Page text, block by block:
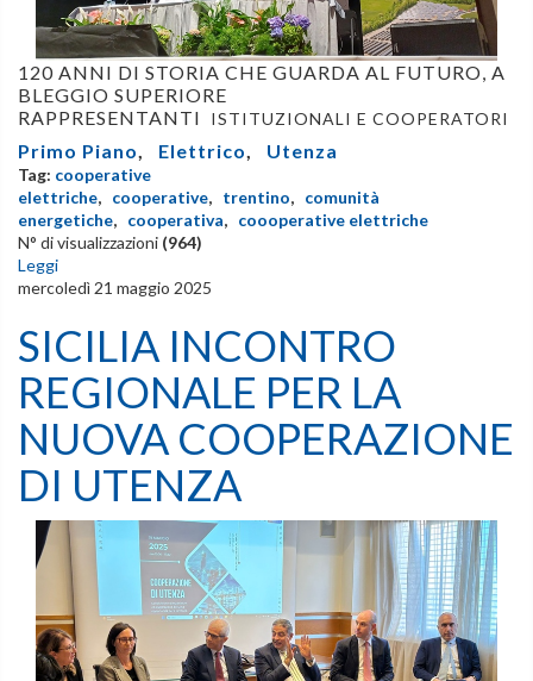
120 ANNI DI STORIA CHE GUARDA AL FUTURO, A
BLEGGIO SUPERIORE
RAPPRESENTANTI
ISTITUZIONALI E COOPERATORI
Primo Piano, Elettrico, Utenza
Tag: cooperative
elettriche, cooperative, trentino, comunità
energetiche, cooperativa, coooperative elettriche
N° di visualizzazioni (964)
Leggi
mercoledì 21 maggio 2025
SICILIA INCONTRO
REGIONALE PER LA
NUOVA COOPERAZIONE
DI UTENZA